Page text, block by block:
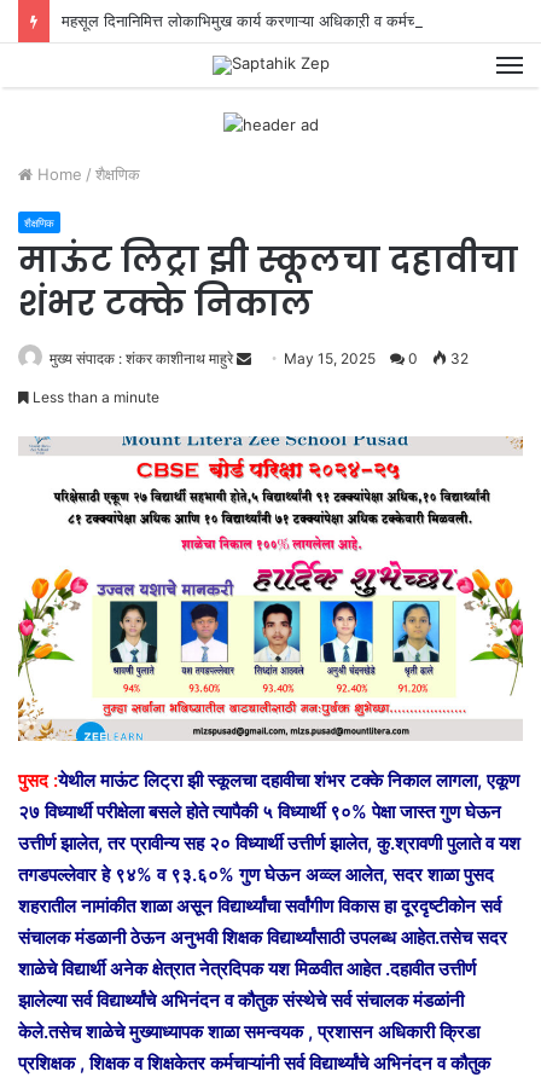
महसूल दिनानिमित्त लोकाभिमुख कार्य करणाऱ्या अधिकाऱी व कर्मचाऱ्याचा गौरव !
Home / शैक्षणिक
शैक्षणिक
माऊंट लिट्रा झी स्कूलचा दहावीचा
शंभर टक्के निकाल
मुख्य संपादक : शंकर काशीनाथ माहुरे
d
a
n
a
l
May 15, 2025 0 32
Less than a minute
पुसद :येथील माऊंट लिट्रा झी स्कूलचा दहावीचा शंभर टक्के निकाल लागला, एकूण
२७ विध्यार्थी परीक्षेला बसले होते त्यापैकी ५ विध्यार्थी ९०% पेक्षा जास्त गुण घेऊन
उत्तीर्ण झालेत, तर प्रावीन्य सह २० विध्यार्थी उत्तीर्ण झालेत, कु.श्रावणी पुलाते व यश
तगडपल्लेवार हे ९४% व ९३.६०% गुण घेऊन अव्व्ल आलेत, सदर शाळा पुसद
शहरातील नामांकीत शाळा असून विद्यार्थ्यांचा सर्वांगीण विकास हा दूरदृष्टीकोन सर्व
संचालक मंडळानी ठेऊन अनुभवी शिक्षक विद्यार्थ्यांसाठी उपलब्ध आहेत.तसेच सदर
शाळेचे विद्यार्थी अनेक क्षेत्रात नेत्रदिपक यश मिळवीत आहेत .दहावीत उत्तीर्ण
झालेल्या सर्व विद्यार्थ्यांचे अभिनंदन व कौतुक संस्थेचे सर्व संचालक मंडळांनी
केले.तसेच शाळेचे मुख्याध्यापक शाळा समन्वयक , प्रशासन अधिकारी क्रिडा
प्रशिक्षक , शिक्षक व शिक्षकेतर कर्मचाऱ्यांनी सर्व विद्यार्थ्यांचे अभिनंदन व कौतुक